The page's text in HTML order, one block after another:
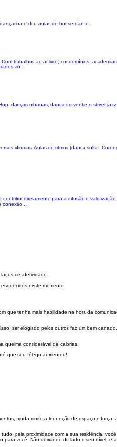
e dou aulas de house dance.
trabalhos ao ar livre; condomínios, academias
ao...
danças urbanas, dança do ventre e street
idiomas. Aulas de ritmos (dança solta -
diretamente para a difusão e valorização
de afetividade.
neste momento.
que tenha mais habilidade na hora da
ser elogiado pelos outros faz um bem
queima considerável de calorias.
que seu fôlego aumentou!
ajuda muito a ter noção de espaço e força,
pela proximidade com a sua residência,
para você. Não deixando de lado o seu nível, e